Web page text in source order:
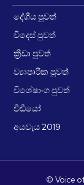
දේශීය පුවත්
විදෙස් පුවත්
ක්‍රීඩා පුවත්
ව්‍යාපාරික පුවත්
විශේෂාංග පුවත්
වීඩීයෝ
අයවැය 2019
© Voice